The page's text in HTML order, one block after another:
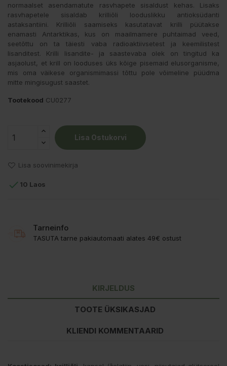
normaalset asendamatute rasvhapete sisaldust kehas. Lisaks
rasvhapetele sisaldab krilliõli looduslikku antioksüdanti
astaksantiini. Krilliõli saamiseks kasutatavat krilli püütakse
enamasti Antarktikas, kus on maailmamere puhtaimad veed,
seetõttu on ta täiesti vaba radioaktiivsetest ja keemilistest
lisanditest. Krilli lisandite- ja saastevaba olek on tingitud ka
asjaolust, et krill on looduses üks kõige pisemaid elusorganisme,
mis oma väikese organismimassi tõttu pole võimeline püüdma
mitte mingisugust saastet.
Tootekood CU0277
Lisa Ostukorvi
Lisa soovinimekirja
 10 Laos
Tarneinfo
TASUTA tarne pakiautomaati alates 49€ ostust
KIRJELDUS
TOOTE ÜKSIKASJAD
KLIENDI KOMMENTAARID